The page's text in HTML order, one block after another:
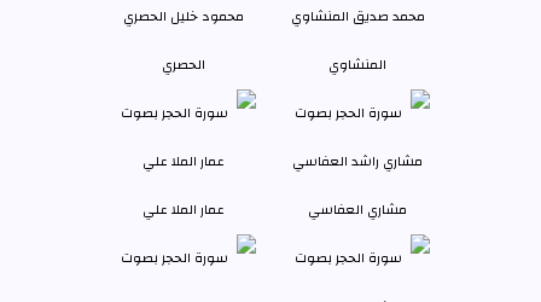
المنشاوي الحصري
مشاري العفاسي عمار الملا علي